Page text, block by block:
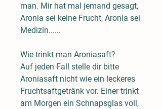
man. Mir hat mal jemand gesagt,
Aronia sei keine Frucht, Aronia sei
Medizin......
Wie trinkt man Aroniasaft?
Auf jeden Fall stelle dir bitte
Aroniasaft nicht wie ein leckeres
Fruchtsaftgetränk vor. Einer trinkt
am Morgen ein Schnapsglas voll,